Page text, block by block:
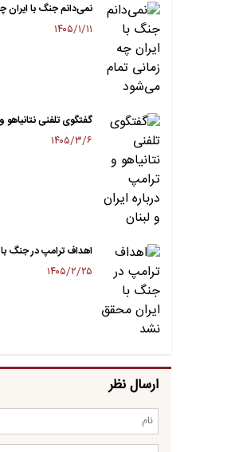
نمی‌دانم جنگ با ایران
۱۴۰۵/۱/۱۱
گفتگوی تلفنی نتانیاهو
۱۴۰۵/۳/۶
اهداف ترامپ در جنگ
۱۴۰۵/۲/۲۵
ارسال نظر